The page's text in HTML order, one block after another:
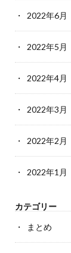
2022年6月
2022年5月
2022年4月
2022年3月
2022年2月
2022年1月
カテゴリー
まとめ